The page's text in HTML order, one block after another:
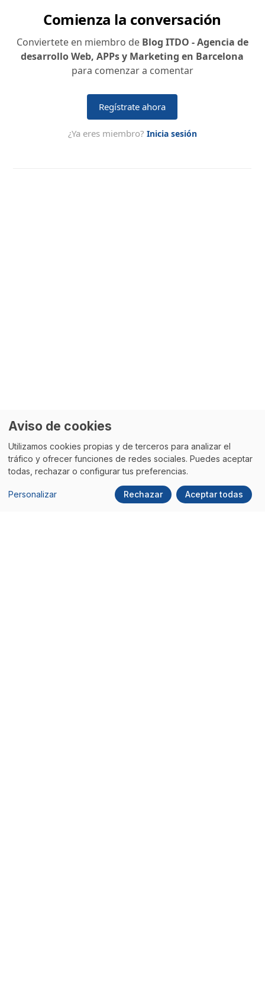
Aviso de cookies
Utilizamos cookies propias y de terceros para analizar el
tráfico y ofrecer funciones de redes sociales. Puedes aceptar
todas, rechazar o configurar tus preferencias.
Personalizar Rechazar Aceptar todas